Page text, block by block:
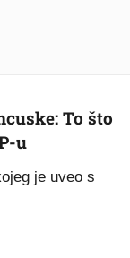
To što
u
je uveo s